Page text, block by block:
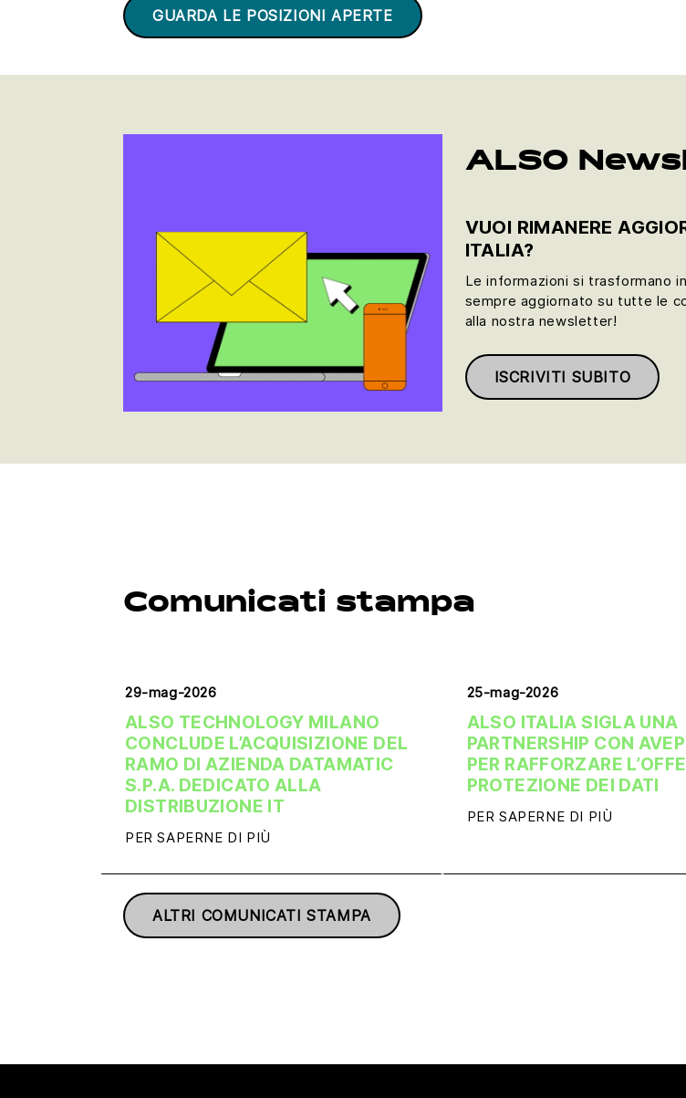
GUARDA LE POSIZIONI APERTE
ALSO
VUOI RIMANERE
ITALIA?
Le informazioni si trasformano
sempre aggiornato su tutte le
alla nostra newsletter!
ISCRIVITI SUBITO
Comunicati stampa
29-mag-2026
ALSO TECHNOLOGY MILANO
CONCLUDE L’ACQUISIZIONE DEL
RAMO DI AZIENDA DATAMATIC
S.P.A. DEDICATO ALLA
DISTRIBUZIONE IT
PER SAPERNE DI PIÙ
25-mag-2026
ALSO ITALIA SIGLA UNA
PARTNERSHIP CON
PER RAFFORZARE
PROTEZIONE DEI DATI
PER SAPERNE DI PIÙ
ALTRI COMUNICATI STAMPA